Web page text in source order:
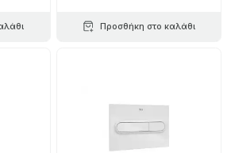
Προσθήκη στο καλάθι